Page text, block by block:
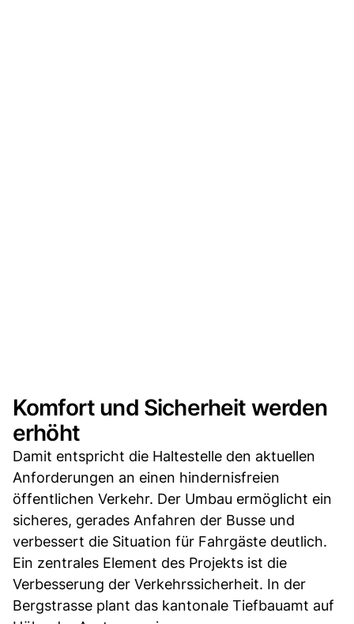
Komfort und Sicherheit werden
erhöht
Damit entspricht die Haltestelle den aktuellen
Anforderungen an einen hindernisfreien
öffentlichen Verkehr. Der Umbau ermöglicht ein
sicheres, gerades Anfahren der Busse und
verbessert die Situation für Fahrgäste deutlich.
Ein zentrales Element des Projekts ist die
Verbesserung der Verkehrssicherheit. In der
Bergstrasse plant das kantonale Tiefbauamt auf